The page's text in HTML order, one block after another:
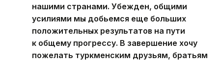
нашими странами. Убежден, общими
усилиями мы добьемся еще больших
положительных результатов на пути
к общему прогрессу. В завершение хочу
пожелать туркменским друзьям, братьям